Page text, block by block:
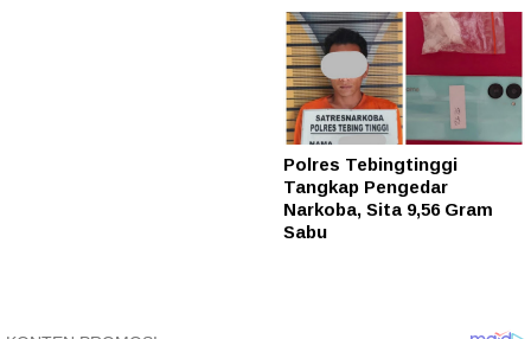
Polres Tebingtinggi
Tangkap Pengedar
Narkoba, Sita 9,56 Gram
Sabu